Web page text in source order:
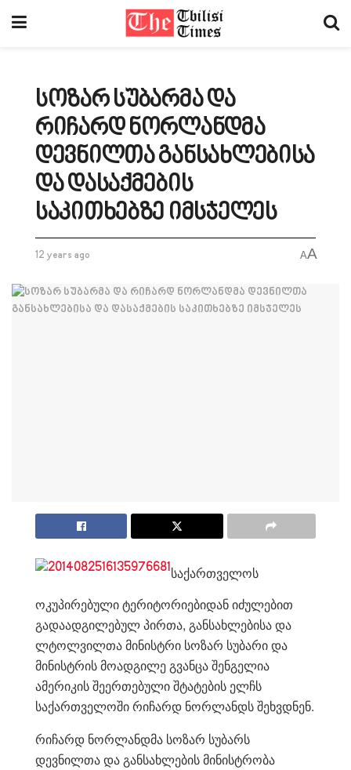
სოზარ სუბარმა და
რიჩარდ ნორლანდმა
დევნილთა განსახლებისა
და დასაქმების
საკითხებზე იმსჯელეს
12 years ago AA
საქართველოს
ოკუპირებული ტერიტორიებიდან იძულებით
გადაადგილებულ პირთა, განსახლებისა და
ლტოლვილთა მინისტრი სოზარ სუბარი და
მინისტრის მოადგილე გვანცა შენგელია
ამერიკის შეერთებული შტატების ელჩს
საქართველოში რიჩარდ ნორლანდს შეხვდნენ.
რიჩარდ ნორლანდმა სოზარ სუბარს
დევნილთა და განსახლების მინისტრობა